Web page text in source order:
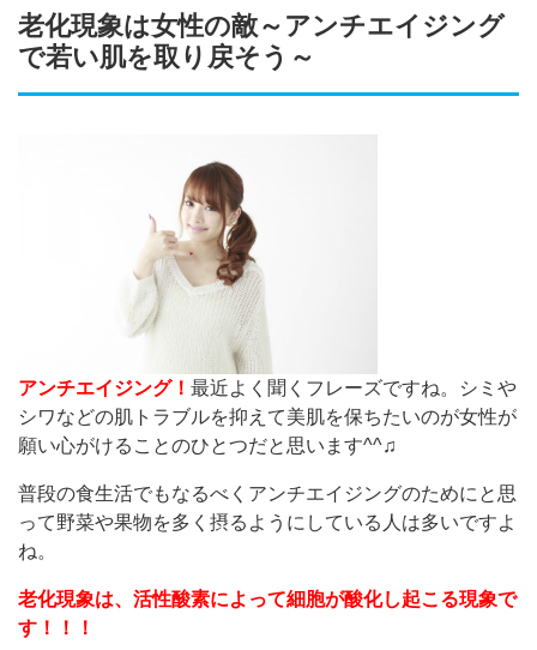
老化現象は女性の敵～アンチエイジング
で若い肌を取り戻そう～
アンチエイジング！ 最近よく聞くフレーズですね。シミや
シワなどの肌トラブルを抑えて美肌を保ちたいのが女性が
願い心がけることのひとつだと思います^^♫
普段の食生活でもなるべくアンチエイジングのためにと思
って野菜や果物を多く摂るようにしている人は多いですよ
ね。
老化現象は、活性酸素によって細胞が酸化し起こる現象で
す！！！